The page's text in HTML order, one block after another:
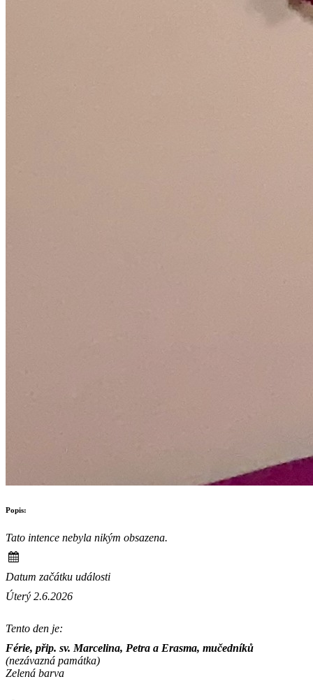
Popis:
Tato intence nebyla nikým obsazena.
Datum začátku události
Úterý 2.6.2026
Tento den je:
Férie, přip. sv. Marcelina, Petra a Erasma, mučedníků
(nezávazná památka)
Zelená barva